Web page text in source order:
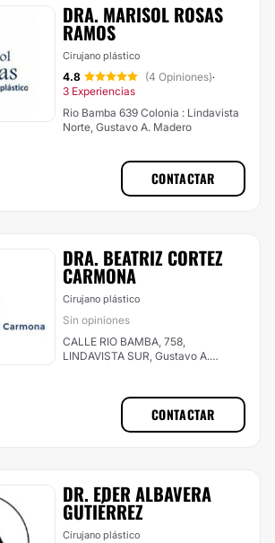
DRA. MARISOL ROSAS
RAMOS
Cirujano plástico
4.8 (4 Opiniones)·
3 Experiencias
Rio Bamba 639 Colonia : Lindavista
Norte, Gustavo A. Madero
CONTACTAR
DRA. BEATRIZ CORTEZ
CARMONA
Cirujano plástico
Sin opiniones
CALLE RIO BAMBA, 758,
LINDAVISTA SUR, Gustavo A.
CONTACTAR
DR. EDER ALBAVERA
GUTIÉRREZ
Cirujano plástico